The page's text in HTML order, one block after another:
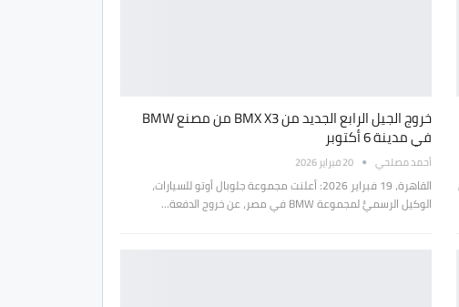
خروج الجيل الرابع الجديد من BMX X3 من مصنع BMW
في مدينة 6 أكتوبر
أحمد مصلحي 20 فبراير 2026
القاهرة، 19 فبراير 2026: أعلنت مجموعة جلوبال أوتو للسيارات،
الوكيل الرسميُّ لمجموعة BMW في مصر، عن خروج الدفعة…